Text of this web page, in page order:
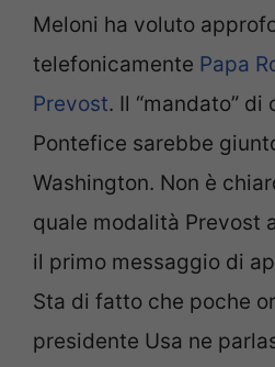
Meloni ha voluto
telefonicamente Papa
Prevost. Il “mandato” di
Pontefice sarebbe
Washington. Non è
quale modalità Prevost
il primo messaggio di
Sta di fatto che poche
presidente Usa ne